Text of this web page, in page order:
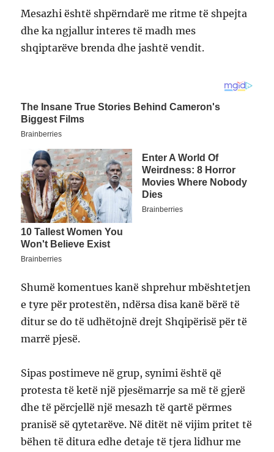
Mesazhi është shpërndarë me ritme të shpejta
dhe ka ngjallur interes të madh mes
shqiptarëve brenda dhe jashtë vendit.
Shumë komentues kanë shprehur mbështetjen
e tyre për protestën, ndërsa disa kanë bërë të
ditur se do të udhëtojnë drejt Shqipërisë për të
marrë pjesë.
Sipas postimeve në grup, synimi është që
protesta të ketë një pjesëmarrje sa më të gjerë
dhe të përcjellë një mesazh të qartë përmes
pranisë së qytetarëve. Në ditët në vijim pritet të
bëhen të ditura edhe detaje të tjera lidhur me